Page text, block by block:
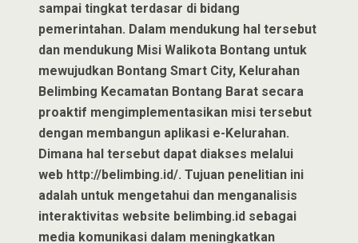
sampai tingkat terdasar di bidang
pemerintahan. Dalam mendukung hal tersebut
dan mendukung Misi Walikota Bontang untuk
mewujudkan Bontang Smart City, Kelurahan
Belimbing Kecamatan Bontang Barat secara
proaktif mengimplementasikan misi tersebut
dengan membangun aplikasi e-Kelurahan.
Dimana hal tersebut dapat diakses melalui
web http://belimbing.id/. Tujuan penelitian ini
adalah untuk mengetahui dan menganalisis
interaktivitas website belimbing.id sebagai
media komunikasi dalam meningkatkan